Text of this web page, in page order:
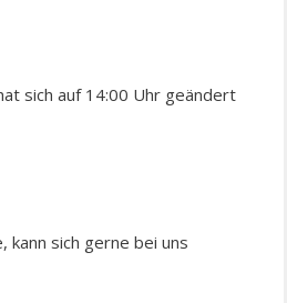
sich auf 14:00 Uhr geändert
sich gerne bei uns